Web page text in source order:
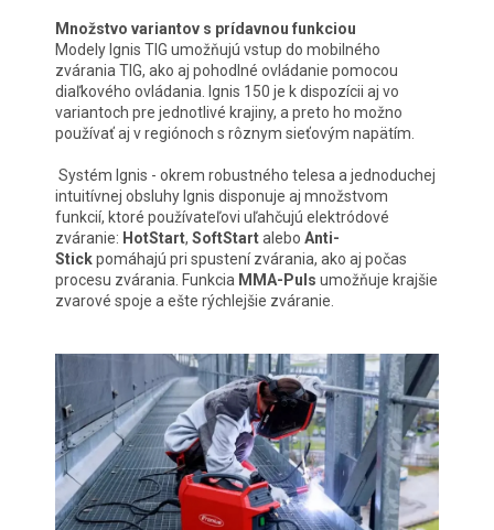
Množstvo variantov s prídavnou funkciou
Modely Ignis TIG umožňujú vstup do mobilného
zvárania TIG, ako aj pohodlné ovládanie pomocou
diaľkového ovládania. Ignis 150 je k dispozícii aj vo
variantoch pre jednotlivé krajiny, a preto ho možno
používať aj v regiónoch s rôznym sieťovým napätím.
Systém Ignis - okrem robustného telesa a jednoduchej
intuitívnej obsluhy Ignis disponuje aj množstvom
funkcií, ktoré používateľovi uľahčujú elektródové
zváranie: HotStart, SoftStartalebo Anti-
Stickpomáhajú pri spustení zvárania, ako aj počas
procesu zvárania. Funkcia MMA-Puls umožňuje krajšie
zvarové spoje a ešte rýchlejšie zváranie.